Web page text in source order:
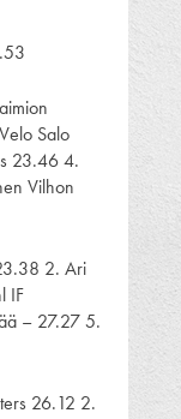
Salo
23.46 4.
Vilhon
2. Ari
IF
– 27.27 5.
26.12 2.